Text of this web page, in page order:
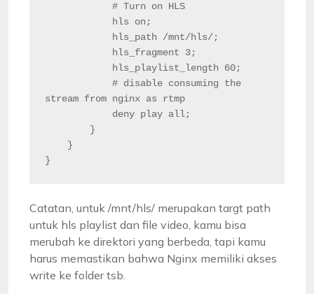
            # Turn on HLS
            # disable consuming the
stream from nginx as rtmp
}
Catatan, untuk /mnt/hls/ merupakan targt path
untuk hls playlist dan file video, kamu bisa
merubah ke direktori yang berbeda, tapi kamu
harus memastikan bahwa Nginx memiliki akses
write ke folder tsb.